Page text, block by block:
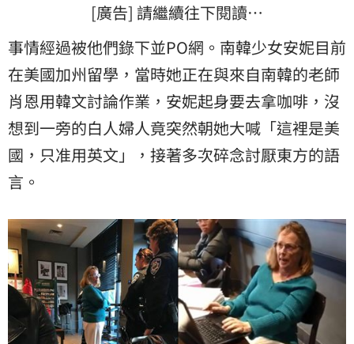
[廣告] 請繼續往下閱讀…
事情經過被他們錄下並PO網。南韓少女安妮目前
在美國加州留學，當時她正在與來自南韓的老師
肖恩用韓文討論作業，安妮起身要去拿咖啡，沒
想到一旁的白人婦人竟突然朝她大喊「這裡是美
國，只准用英文」，接著多次碎念討厭東方的語
言。